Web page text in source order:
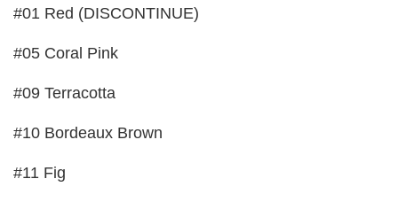
#01 Red (DISCONTINUE)
#05 Coral Pink
#09 Terracotta
#10 Bordeaux Brown
#11 Fig